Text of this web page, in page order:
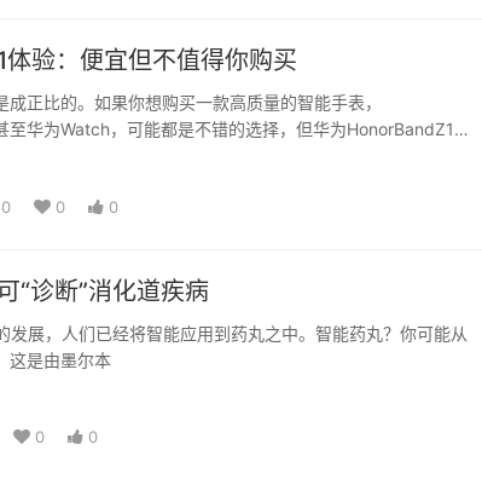
验：便宜但不值得你购买
正比的。如果你想购买一款高质量的智能手表，
华为Watch，可能都是不错的选择，但华为HonorBandZ1显
0 0
“诊断”消化道疾病
发展，人们已经将智能应用到药丸之中。智能药丸？你可能从
这是由墨尔本
0 0